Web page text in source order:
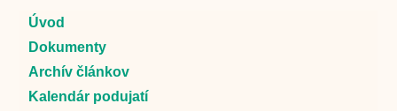
Úvod
Dokumenty
Archív článkov
Kalendár podujatí